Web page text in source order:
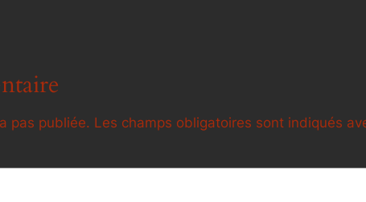
pas publiée. Les champs obligatoires sont indiqués